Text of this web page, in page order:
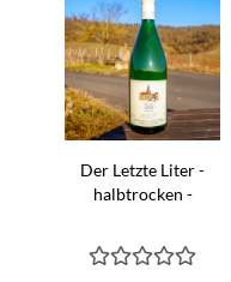
Der Letzte Liter -
halbtrocken -